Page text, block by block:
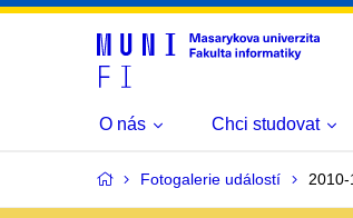
O nás Chci studovat
Fotogalerie událostí